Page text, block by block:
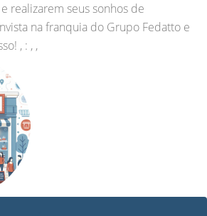
realizarem seus sonhos de
na franquia do Grupo Fedatto e
, : , ,